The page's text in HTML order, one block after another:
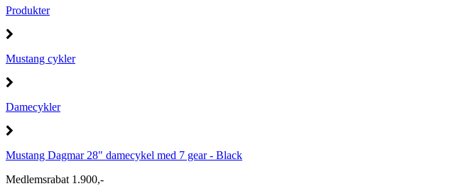
Produkter
Mustang cykler
Damecykler
Mustang Dagmar 28" damecykel med 7 gear - Black
Medlemsrabat 1.900,-